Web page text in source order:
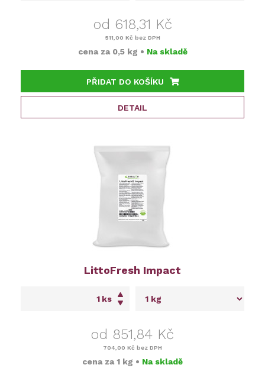
od 618,31 Kč
511,00 Kč bez DPH
cena za 0,5 kg • Na skladě
PŘIDAT DO KOŠÍKU
DETAIL
LittoFresh Impact
ks
od 851,84 Kč
704,00 Kč bez DPH
cena za 1 kg • Na skladě